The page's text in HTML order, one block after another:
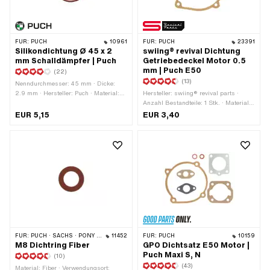
FÜR: PUCH 10961
Silikondichtung Ø 45 x 2
mm Schalldämpfer | Puch
(22)
Nenndurchmesser: 45 mm · Dicke:
2.9 mm · Hersteller: Puch · Material:
45 mm · Verwendungsort: Auspuff ·
EUR 5,15
FÜR: PUCH 23391
swiing® revival Dichtung
Getriebedeckel Motor 0.5
mm | Puch E50
(13)
Hersteller: swiing® revival parts ·
Anzahl Bestandteile: 1 Stk. · Material:
Dichtpapier · Ø innen: 106 mm ·
Alternative Ausf. der Puch OEM-Nr.:
349.1.10.349.1
EUR 3,40
FÜR: PUCH · SACHS · PONY / CILO (BETA 521 & 512) · PIAGGIO · ZÜNDAPP BELMONDO 11452
M8 Dichtring Fiber
(10)
Material: Fiber · Verwendungsort:
FÜR: PUCH 10159
GPO Dichtsatz E50 Motor |
Puch Maxi S, N
(43)